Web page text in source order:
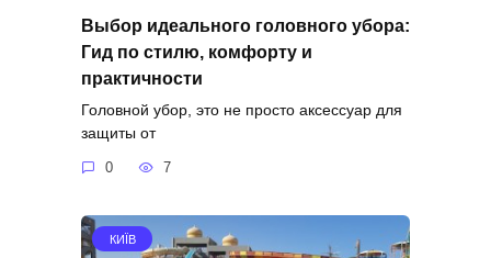
Выбор идеального головного убора:
Гид по стилю, комфорту и
практичности
Головной убор, это не просто аксессуар для
защиты от
0 7
КИЇВ